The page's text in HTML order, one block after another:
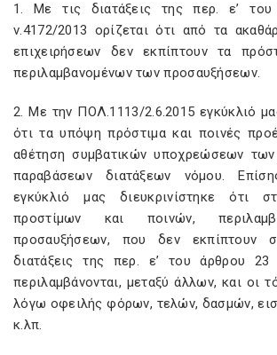
1. Με τις διατάξεις της περ. ε’
ν.4172/2013 ορίζεται ότι από τα
επιχειρήσεων δεν εκπίπτουν τα
περιλαμβανομένων των προσαυξήσεων.
2. Με την ΠΟΛ.1113/2.6.2015 εγκύκλιό
ότι τα υπόψη πρόστιμα και ποινές
αθέτηση συμβατικών υποχρεώσεων
παραβάσεων διατάξεων νόμου.
εγκύκλιό μας διευκρινίστηκε ότι
προστίμων και ποινών,
προσαυξήσεων, που δεν εκπίπτουν
διατάξεις της περ. ε’ του άρθρου 23
περιλαμβάνονται, μεταξύ άλλων, και οι
λόγω οφειλής φόρων, τελών, δασμών,
κ.λπ.